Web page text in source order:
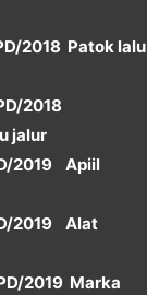
2018 Patok lalu
2018
jalur
2019 Apiil
2019 Alat
2019 Marka